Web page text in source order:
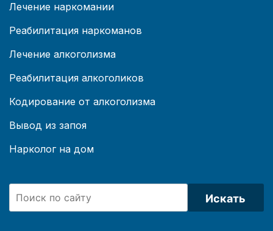
Лечение наркомании
Реабилитация наркоманов
Лечение алкоголизма
Реабилитация алкоголиков
Кодирование от алкоголизма
Вывод из запоя
Нарколог на дом
Искать